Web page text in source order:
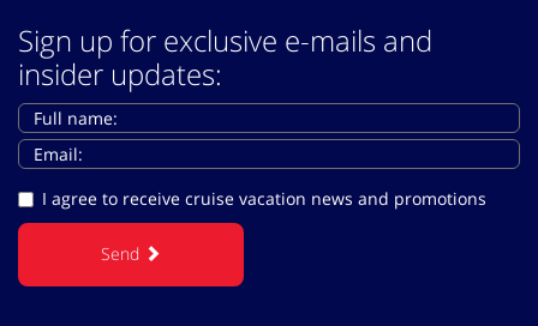
Sign up for exclusive e-mails and
insider updates:
I agree to receive cruise vacation news and promotions
Send